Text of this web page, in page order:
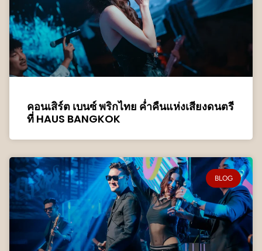
คอนเสิร์ต เบนซ์ พริกไทย ค่ำคืนแห่งเสียงดนตรี
ที่ HAUS BANGKOK
BLOG